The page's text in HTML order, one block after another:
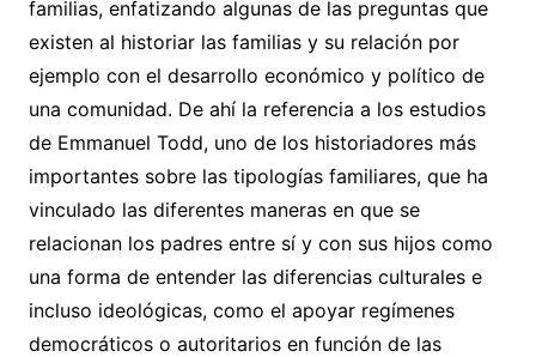
familias, enfatizando algunas de las preguntas que
existen al historiar las familias y su relación por
ejemplo con el desarrollo económico y político de
una comunidad. De ahí la referencia a los estudios
de Emmanuel Todd, uno de los historiadores más
importantes sobre las tipologías familiares, que ha
vinculado las diferentes maneras en que se
relacionan los padres entre sí y con sus hijos como
una forma de entender las diferencias culturales e
incluso ideológicas, como el apoyar regímenes
democráticos o autoritarios en función de las